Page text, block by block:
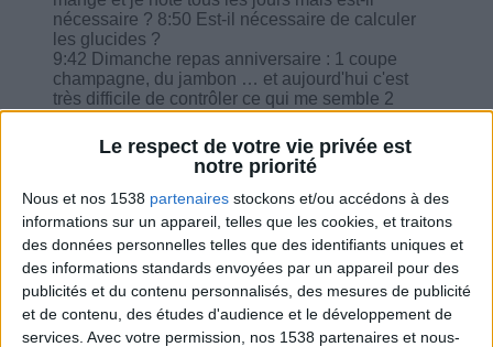
Le respect de votre vie privée est
notre priorité
Nous et nos 1538 partenaires stockons et/ou accédons à des
informations sur un appareil, telles que les cookies, et traitons
des données personnelles telles que des identifiants uniques et
des informations standards envoyées par un appareil pour des
publicités et du contenu personnalisés, des mesures de publicité
et de contenu, des études d'audience et le développement de
services. Avec votre permission, nos 1538 partenaires et nous-
nécessaire ? 8:50 Est-il nécessaire de calculer
les glucides ?
9:42 Dimanche repas anniversaire : 1 coupe
champagne, du jambon … et aujourd'hui c'est
très difficile de contrôler ce qui me semble 2
écarts pas très important.
11:51 Que puis-je prendre comme édulcorant
pour la pâtisserie ?
13:34 J'ai fait une salade de pâte avec oignons,
tomates, surimi, carottes et féta, combien je peux
en prendre ce soir ?
14:55 Est-ce que les lentilles remplacent la
viande ?
15:52 Pouvez-vous me conseiller une
alimentation pour une gastrite qui devient
chronique je fais le régime spécial colopathie et
en plus je suis diabétique du type 1 ?